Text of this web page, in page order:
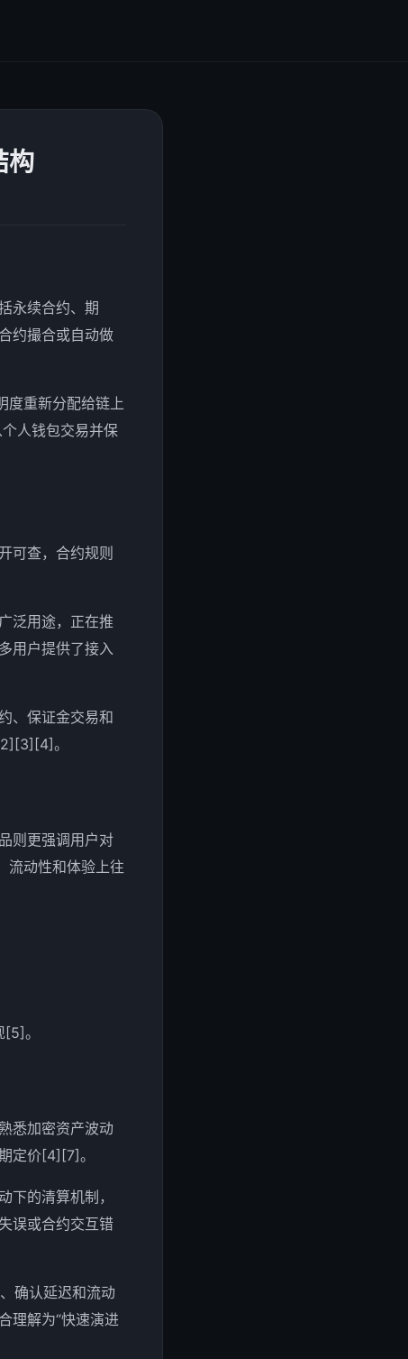
构
永续合约、期
约撮合或自动做
度重新分配给链上
人钱包交易并保
可查，合约规则
泛用途，正在推
用户提供了接入
、保证金交易和
。
则更强调用户对
流动性和体验上往
。
悉加密资产波动
定价[4][7]。
的清算机制，
误或合约交互错
确认延迟和流动
理解为“快速演进